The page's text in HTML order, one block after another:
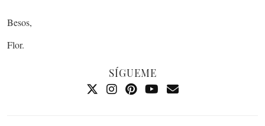
Besos,
Flor.
SÍGUEME